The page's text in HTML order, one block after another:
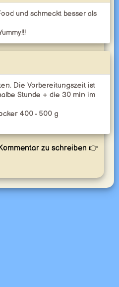
und schmeckt besser als
Die Vorbereitungszeit ist
Stunde + die 30 min im
400 - 500 g
zu schreiben 👉